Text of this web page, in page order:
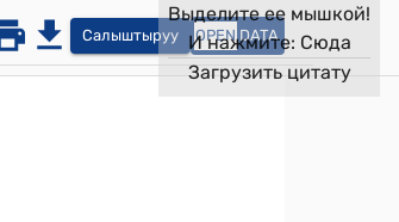
Салыштыруу OPEN DATA
Выделите ее мышкой!
И нажмите: Сюда
Загрузить цитату